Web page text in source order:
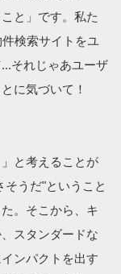
と」です。私た
検索サイトをユ
それじゃあユーザ
に気づいて！
と考えることが
うだ"ということ
。そこから、キ
スタンダードな
ンパクトを出す